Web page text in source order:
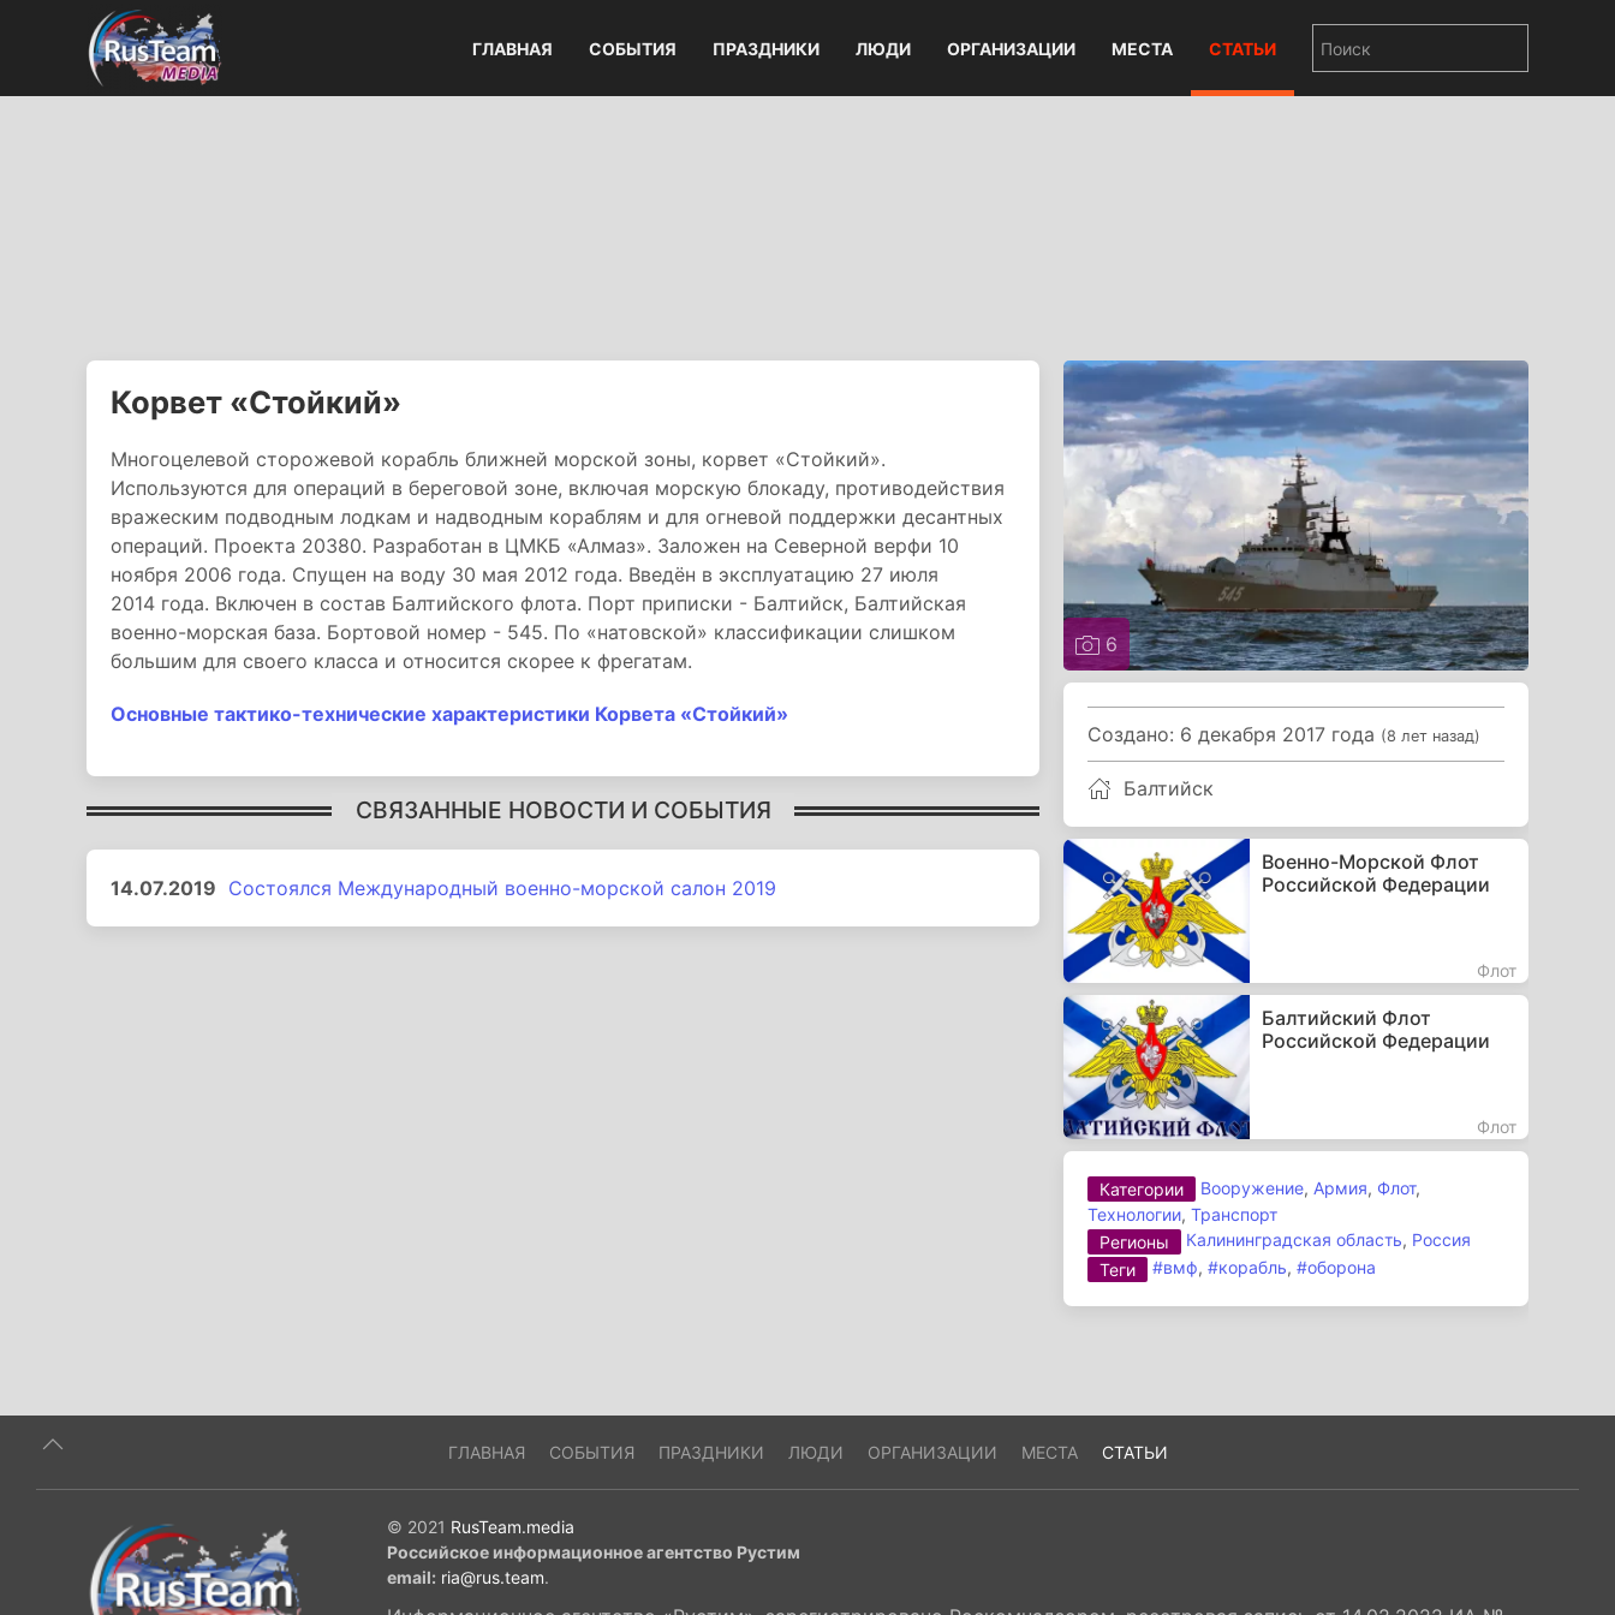
ГЛАВНАЯ СОБЫТИЯ ПРАЗДНИКИ ЛЮДИ ОРГАНИЗАЦИИ МЕСТА СТАТЬИ
Корвет «Стойкий»
Многоцелевой сторожевой корабль ближней морской зоны, корвет «Стойкий».
Используются для операций в береговой зоне, включая морскую блокаду, противодействия
вражеским подводным лодкам и надводным кораблям и для огневой поддержки десантных
операций. Проекта 20380. Разработан в ЦМКБ «Алмаз». Заложен на Северной верфи 10
ноября 2006 года. Спущен на воду 30 мая 2012 года. Введён в эксплуатацию 27 июля
2014 года. Включен в состав Балтийского флота. Порт приписки - Балтийск, Балтийская
военно-морская база. Бортовой номер - 545. По «натовской» классификации слишком
большим для своего класса и относится скорее к фрегатам.
Основные тактико-технические характеристики Корвета «Стойкий»
СВЯЗАННЫЕ НОВОСТИ И СОБЫТИЯ
14.07.2019 Состоялся Международный военно-морской салон 2019
6
Создано: 6 декабря 2017 года (8 лет назад)
Балтийск
Военно-Морской Флот
Российской Федерации
Флот
Балтийский Флот
Российской Федерации
Флот
Категории Вооружение, Армия, Флот,
Технологии,Транспорт
Регионы
Калининградская область, Россия
Теги
#вмф,#корабль,#оборона
ГЛАВНАЯ СОБЫТИЯ ПРАЗДНИКИ ЛЮДИ ОРГАНИЗАЦИИ МЕСТА СТАТЬИ
© 2021 RusTeam.media
Российское информационное агентство Рустим
email: ria@rus.team.